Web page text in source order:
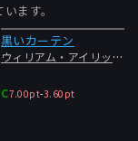
ます。
黒いカーテン
ウィリアム・アイリッシュ
C7.00pt-3.60pt